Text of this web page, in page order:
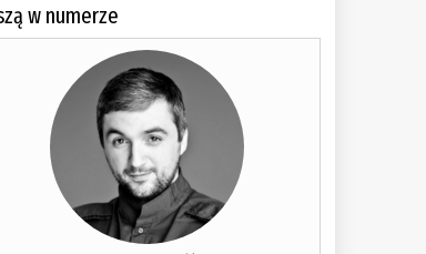
w numerze